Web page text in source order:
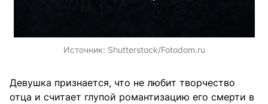
Источник: Shutterstock/Fotodom.ru
Девушка признается, что не любит творчество
отца и считает глупой романтизацию его смерти в